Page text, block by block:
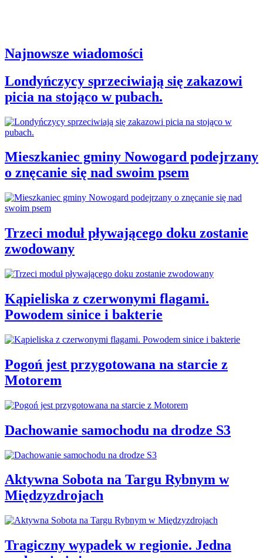
Najnowsze wiadomości
Londyńczycy sprzeciwiają się zakazowi
picia na stojąco w pubach.
Mieszkaniec gminy Nowogard podejrzany
o znęcanie się nad swoim psem
Trzeci moduł pływającego doku zostanie
zwodowany
Kąpieliska z czerwonymi flagami.
Powodem sinice i bakterie
Pogoń jest przygotowana na starcie z
Motorem
Dachowanie samochodu na drodze S3
Aktywna Sobota na Targu Rybnym w
Międzyzdrojach
Tragiczny wypadek w regionie. Jedna